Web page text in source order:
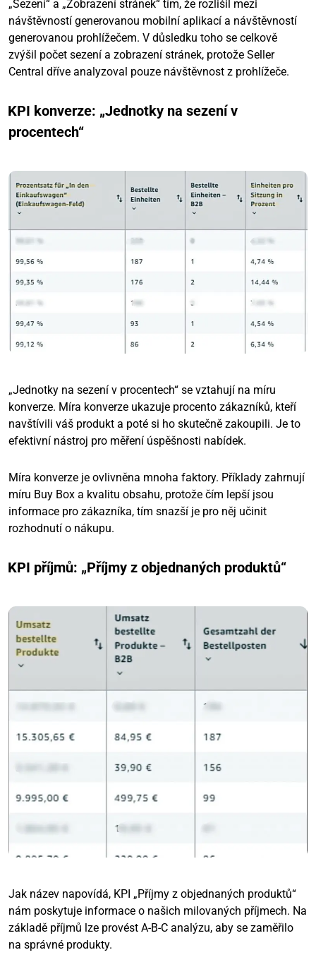
„Sezení“ a „Zobrazení stránek“ tím, že rozlišil mezi
návštěvností generovanou mobilní aplikací a návštěvností
generovanou prohlížečem. V důsledku toho se celkově
zvýšil počet sezení a zobrazení stránek, protože Seller
Central dříve analyzoval pouze návštěvnost z prohlížeče.
KPI konverze: „Jednotky na sezení v
procentech“
„Jednotky na sezení v procentech“ se vztahují na míru
konverze. Míra konverze ukazuje procento zákazníků, kteří
navštívili váš produkt a poté si ho skutečně zakoupili. Je to
efektivní nástroj pro měření úspěšnosti nabídek.
Míra konverze je ovlivněna mnoha faktory. Příklady zahrnují
míru Buy Box a kvalitu obsahu, protože čím lepší jsou
informace pro zákazníka, tím snazší je pro něj učinit
rozhodnutí o nákupu.
KPI příjmů: „Příjmy z objednaných produktů“
Jak název napovídá, KPI „Příjmy z objednaných produktů“
nám poskytuje informace o našich milovaných příjmech. Na
základě příjmů lze provést A-B-C analýzu, aby se zaměřilo
na správné produkty.